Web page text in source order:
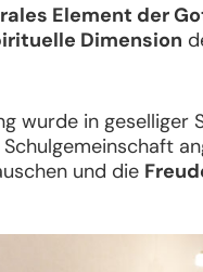
Element der
Dimension
wurde in geselliger
und die